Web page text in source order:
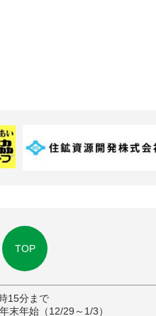
TOP
15分まで
末年始（12/29～1/3）